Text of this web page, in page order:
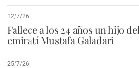
12/7/26
Fallece a los 24 años un hijo
emiratí Mustafa Galadari
25/7/26